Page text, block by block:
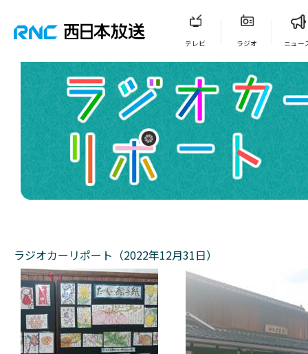
テレビ ラジオ ニュー
ラジオカーリポート（2022年12月31日）